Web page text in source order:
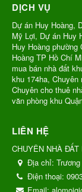
DỊCH VỤ
Dự án Huy Hoàng,
Mỹ Lợi, Dự án Huy
Huy Hoàng
Hoàng TP Hồ Chí
mua bán nhà đất
khu 174ha, Chuyên
Chuyên cho thuê
văn phòng khu
LIÊN HỆ
CHUYÊN NHÀ
Địa chỉ:
Điện thoại:
Email: